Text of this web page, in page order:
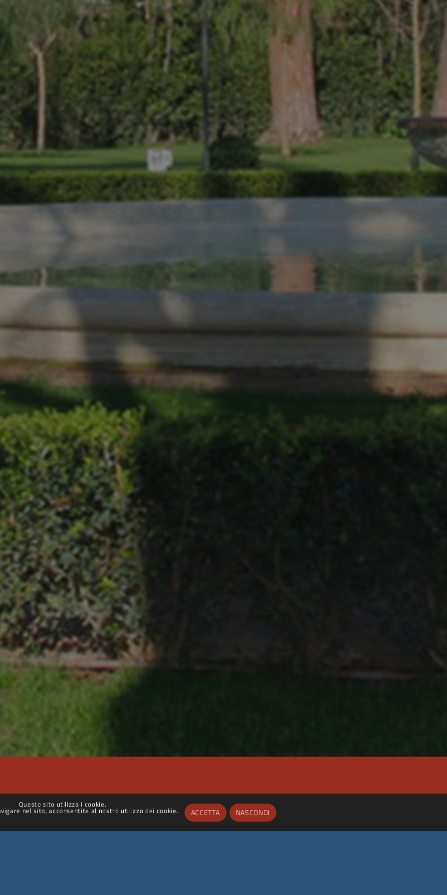
Richiedi un’apertura straordinaria
Accademia Nazionale dei Lincei è lieta di accogliere eventi speciali
pubblico privato nei propri spazi al fine di sostenere,
nel rispetto delle esigenze di , lavalorizzazione del proprio
patrimonio archeologico e monumentale.
CONTATTACI PER RICHIEDERE UN’APERTURA STRAORDINARIA
Seguici sui canali
social
Questo sito utilizza i cookie.
nel sito, acconsentite al nostro utilizzo dei cookie. ACCETTA NASCONDI